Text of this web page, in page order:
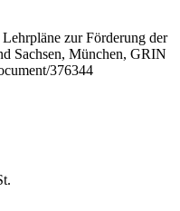
Lehrpläne zur Förderung der
Sachsen, München, GRIN
376344